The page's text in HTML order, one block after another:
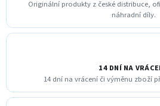
Originální produkty z české distribuce,
náhradní díly.
14 DNÍ NA
14 dní na vrácení či výměnu zboží